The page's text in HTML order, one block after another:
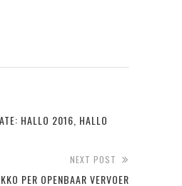
HALLO 2016, HALLO
NEXT POST
PER OPENBAAR VERVOER